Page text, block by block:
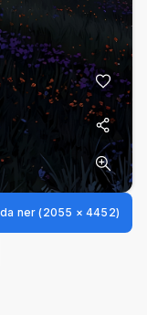
ner (2055 × 4452)